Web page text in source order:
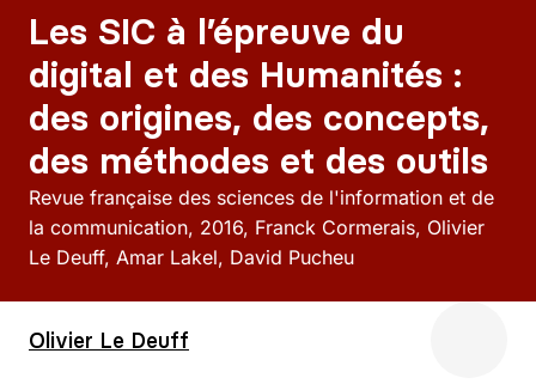
Les SIC à l’épreuve du
digital et des Humanités :
des origines, des concepts,
des méthodes et des outils
Revue française des sciences de l'information et de
la communication 2016 Franck Cormerais, Olivier
Le Deuff, Amar Lakel, David Pucheu
Olivier Le Deuff